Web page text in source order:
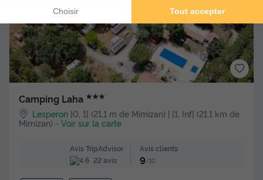
Camping Laha ★★★
Lesperon ]0, 1[ (21,1 m de Mimizan) | [1, Inf[ (21,1 km de
Mimizan) - Voir sur la carte
Avis TripAdvisor
22 avis
Avis clients
9/10